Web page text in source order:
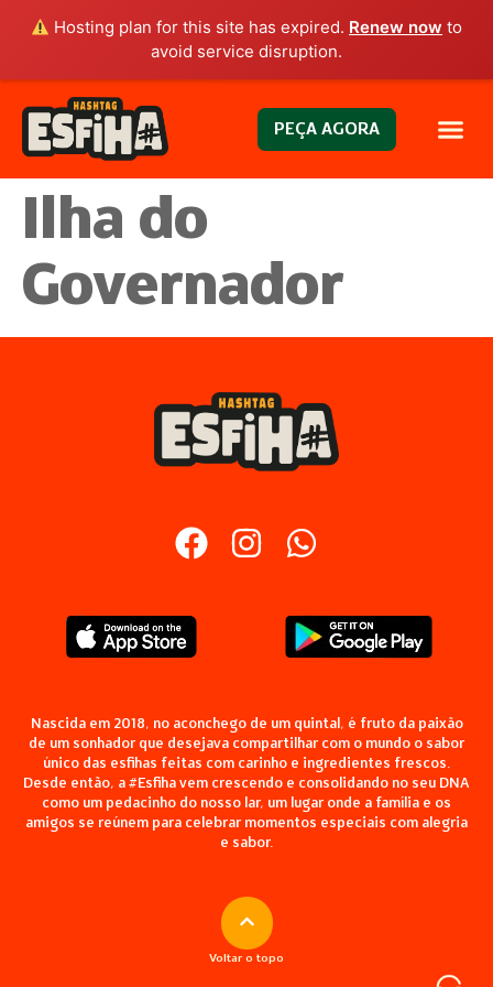
Hosting plan for this site has expired. Renew now to
avoid service disruption.
PEÇA AGORA
Ilha do
Governador
Nascida em 2018, no aconchego de um quintal, é fruto da paixão
de um sonhador que desejava compartilhar com o mundo o sabor
único das esfihas feitas com carinho e ingredientes frescos.
Desde então, a #Esfiha vem crescendo e consolidando no seu DNA
como um pedacinho do nosso lar, um lugar onde a família e os
amigos se reúnem para celebrar momentos especiais com alegria
e sabor.
Voltar o topo